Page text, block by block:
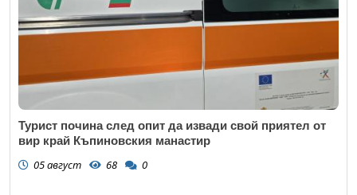
Турист почина след опит да извади свой приятел от
вир край Къпиновския манастир
05 август 68 0